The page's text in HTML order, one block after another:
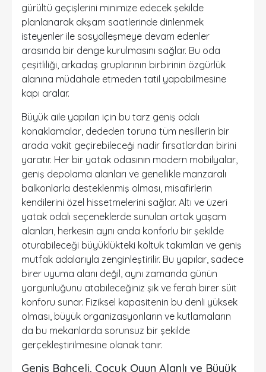
gürültü geçişlerini minimize edecek şekilde
planlanarak akşam saatlerinde dinlenmek
isteyenler ile sosyalleşmeye devam edenler
arasında bir denge kurulmasını sağlar. Bu oda
çeşitliliği, arkadaş gruplarının birbirinin özgürlük
alanına müdahale etmeden tatil yapabilmesine
kapı aralar.
Büyük aile yapıları için bu tarz geniş odalı
konaklamalar, dededen toruna tüm nesillerin bir
arada vakit geçirebileceği nadir fırsatlardan birini
yaratır. Her bir yatak odasının modern mobilyalar,
geniş depolama alanları ve genellikle manzaralı
balkonlarla desteklenmiş olması, misafirlerin
kendilerini özel hissetmelerini sağlar. Altı ve üzeri
yatak odalı seçeneklerde sunulan ortak yaşam
alanları, herkesin aynı anda konforlu bir şekilde
oturabileceği büyüklükteki koltuk takımları ve geniş
mutfak adalarıyla zenginleştirilir. Bu yapılar, sadece
birer uyuma alanı değil, aynı zamanda günün
yorgunluğunu atabileceğiniz şık ve ferah birer süit
konforu sunar. Fiziksel kapasitenin bu denli yüksek
olması, büyük organizasyonların ve kutlamaların
da bu mekanlarda sorunsuz bir şekilde
gerçekleştirilmesine olanak tanır.
Geniş Bahçeli, Çocuk Oyun Alanlı ve Büyük